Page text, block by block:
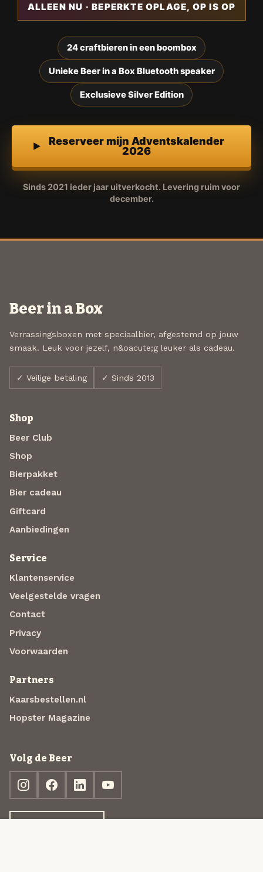
ALLEEN NU · BEPERKTE OPLAGE, OP IS OP
24 craftbieren in een boombox
Unieke Beer in a Box Bluetooth speaker
Exclusieve Silver Edition
Reserveer mijn Adventskalender
2026
Sinds 2021 ieder jaar uitverkocht. Levering ruim voor
december.
Beer in a Box
Verrassingsboxen met speciaalbier, afgestemd op jouw
smaak. Leuk voor jezelf, n&oacute;g leuker als cadeau.
✓ Veilige betaling ✓ Sinds 2013
Shop
Beer Club
Shop
Bierpakket
Bier cadeau
Giftcard
Aanbiedingen
Service
Klantenservice
Veelgestelde vragen
Contact
Privacy
Voorwaarden
Partners
Kaarsbestellen.nl
Hopster Magazine
Volg de Beer